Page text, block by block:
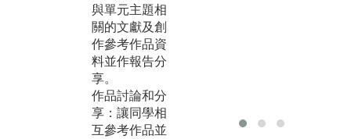
與單元主題相
關的文獻及創
作參考作品資
料並作報告分
享。
作品討論和分
享：讓同學相
互參考作品並